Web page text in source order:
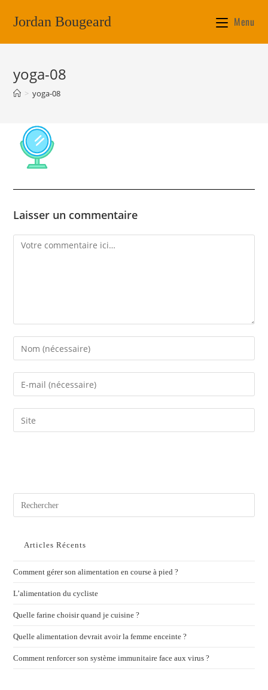
Jordan Bougeard Menu
yoga-08
> yoga-08
Laisser un commentaire
Articles Récents
Comment gérer son alimentation en course à pied ?
L’alimentation du cycliste
Quelle farine choisir quand je cuisine ?
Quelle alimentation devrait avoir la femme enceinte ?
Comment renforcer son système immunitaire face aux virus ?